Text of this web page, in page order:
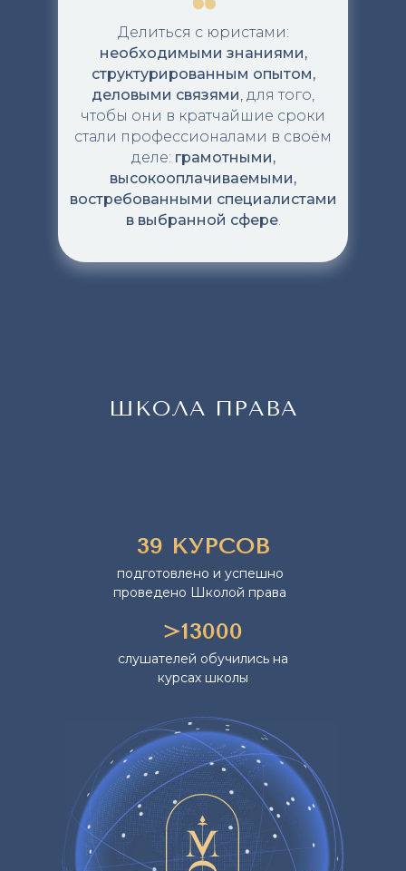
Делиться с юристами:
необходимыми знаниями,
структурированным опытом,
деловыми связями, для того,
чтобы они в кратчайшие сроки
стали профессионалами в своём
деле: грамотными,
высокооплачиваемыми,
востребованными специалистами
в выбранной сфере.
ШКОЛА ПРАВА
39 КУРСОВ
подготовлено и успешно
проведено Школой права
>13000
слушателей обучились на
курсах школы